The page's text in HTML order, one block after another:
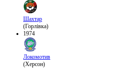
Шахтар
(Горлівка)
1974
Локомотив
(Херсон)